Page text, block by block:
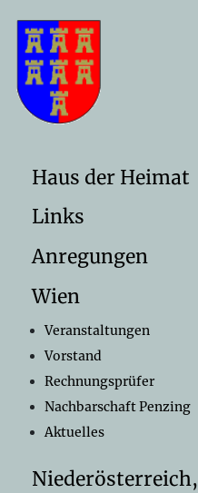
Haus der Heimat
Links
Anregungen
Wien
Veranstaltungen
Vorstand
Rechnungsprüfer
Nachbarschaft Penzing
Aktuelles
Niederösterreich,